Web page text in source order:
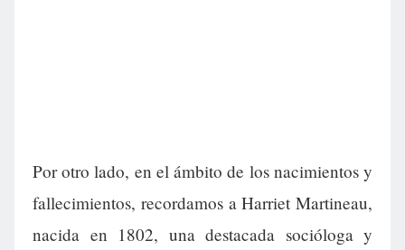
Por otro lado, en el ámbito de los nacimientos y
fallecimientos, recordamos a Harriet Martineau,
nacida en 1802, una destacada socióloga y